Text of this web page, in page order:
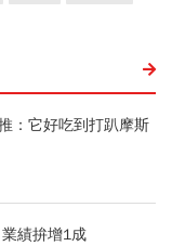
：它好吃到打趴摩斯
績拚增1成